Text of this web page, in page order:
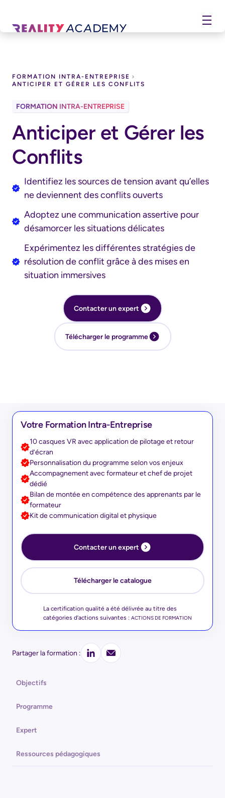
FORMATION INTRA-ENTREPRISE
ANTICIPER ET GÉRER LES CONFLITS
FORMATION INTRA-ENTREPRISE
Anticiper et Gérer les
Conflits
Identifiez les sources de tension avant qu’elles
ne deviennent des conflits ouverts
Adoptez une communication assertive pour
désamorcer les situations délicates
Expérimentez les différentes stratégies de
résolution de conflit grâce à des mises en
situation immersives
Contacter un expert
Télécharger le programme
Objectifs
Programme
Expert
Ressources pédagogiques
Votre Formation Intra-Entreprise
10 casques VR avec application de pilotage et retour
d’écran
Personnalisation du programme selon vos enjeux
Accompagnement avec formateur et chef de projet
dédié
Bilan de montée en compétence des apprenants par le
formateur
Kit de communication digital et physique
Contacter un expert
Télécharger le catalogue
La certification qualité a été délivrée au titre des
catégories d’actions suivantes :ACTIONS DE FORMATION
Partager la formation :